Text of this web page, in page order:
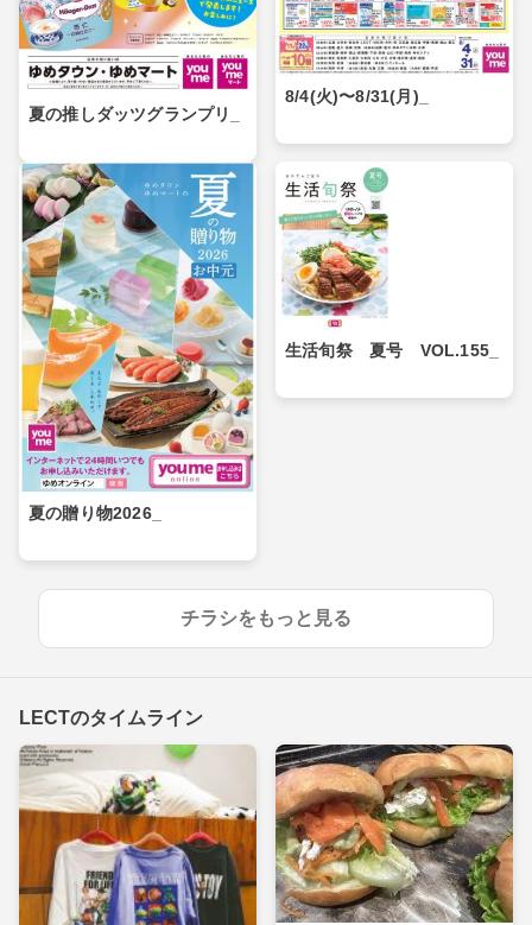
夏の推しダッツグランプリ_
8/4(火)〜8/31(月)_
夏の贈り物2026_
生活旬祭 夏号 VOL.155_
チラシをもっと見る
LECTのタイムライン